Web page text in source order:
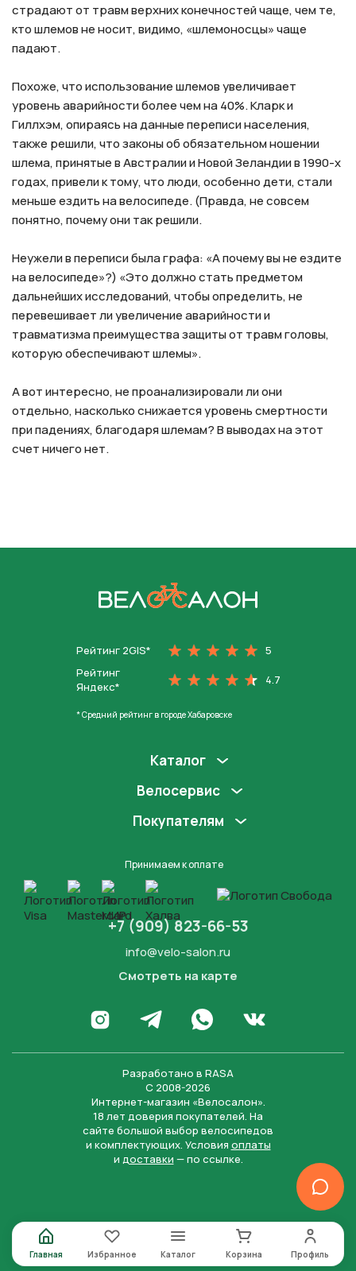
страдают от травм верхних конечностей чаще, чем те,
кто шлемов не носит, видимо, «шлемоносцы» чаще
падают.
Похоже, что использование шлемов увеличивает
уровень аварийности более чем на 40%. Кларк и
Гиллхэм, опираясь на данные переписи населения,
также решили, что законы об обязательном ношении
шлема, принятые в Австралии и Новой Зеландии в 1990-х
годах, привели к тому, что люди, особенно дети, стали
меньше ездить на велосипеде. (Правда, не совсем
понятно, почему они так решили.
Неужели в переписи была графа: «А почему вы не ездите
на велосипеде»?) «Это должно стать предметом
дальнейших исследований, чтобы определить, не
перевешивает ли увеличение аварийности и
травматизма преимущества защиты от травм головы,
которую обеспечивают шлемы».
А вот интересно, не проанализировали ли они
отдельно, насколько снижается уровень смертности
при падениях, благодаря шлемам? В выводах на этот
счет ничего нет.
Рейтинг 2GIS*
5
Рейтинг
Яндекс*
4.7
* Средний рейтинг в городе Хабаровске
Каталог
Велосервис
Покупателям
Принимаем к оплате
+7 (909) 823-66-53
info@velo-salon.ru
Смотреть на карте
Перейти в Инстаграм
Написать в Телеграм
Написать в WhatsApp
Перейти во
Разработано в RASA
С 2008-2026
Интернет-магазин «Велосалон».
18 лет доверия покупателей. На
сайте большой выбор велосипедов
и комплектующих. Условия оплаты
и доставки — по ссылке.
Главная Избранное Каталог Корзина Профиль
Нажимая на кнопку “Отправить заявку”, вы даете
согласие на обработку персональных данных и
соглашаетесь с политикой конфиденциальности